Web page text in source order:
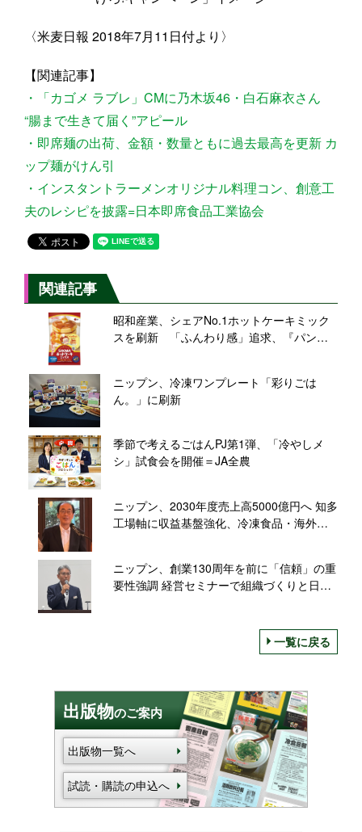
〈米麦日報 2018年7月11日付より〉
【関連記事】
・「カゴメ ラブレ」CMに乃木坂46・白石麻衣さん
“腸まで生きて届く”アピール
・即席麺の出荷、金額・数量ともに過去最高を更新 カ
ップ麺がけん引
・インスタントラーメンオリジナル料理コン、創意工
夫のレシピを披露=日本即席食品工業協会
関連記事
昭和産業、シェアNo.1ホットケーキミック
スを刷新 「ふんわり感」追求、『パンど
ニップン、冷凍ワンプレート「彩りごは
ん。」に刷新
季節で考えるごはんPJ第1弾、「冷やしメ
シ」試食会を開催＝JA全農
ニップン、2030年度売上高5000億円へ 知多
工場軸に収益基盤強化、冷凍食品・海外を
ニップン、創業130周年を前に「信頼」の重
要性強調 経営セミナーで組織づくりと日本
一覧に戻る
出版物のご案内
出版物一覧へ
試読・購読の申込へ